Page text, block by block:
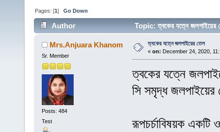
Pages: [1]Go Down
Author Topic: ত্বকের যত্নে
Mrs.Anjuara Khanom
Sr. Member
Posts: 484
Test
ত্বকের যত্নে জলপাইয়ের তেল
« on: December 24, 2020,
ত্বকের যত্নে
সি সমৃদ্ধ
রূপচর্চাবিষয়ক একটি